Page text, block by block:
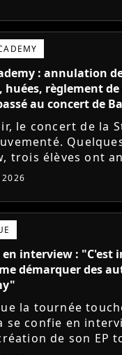
: annulation
règlement de
au concert de
le concert de la
trois élèves ont
sur scène
politiques. Leur...
en interview : "C'est
démarquer des
la tournée
se confie en
de son EP